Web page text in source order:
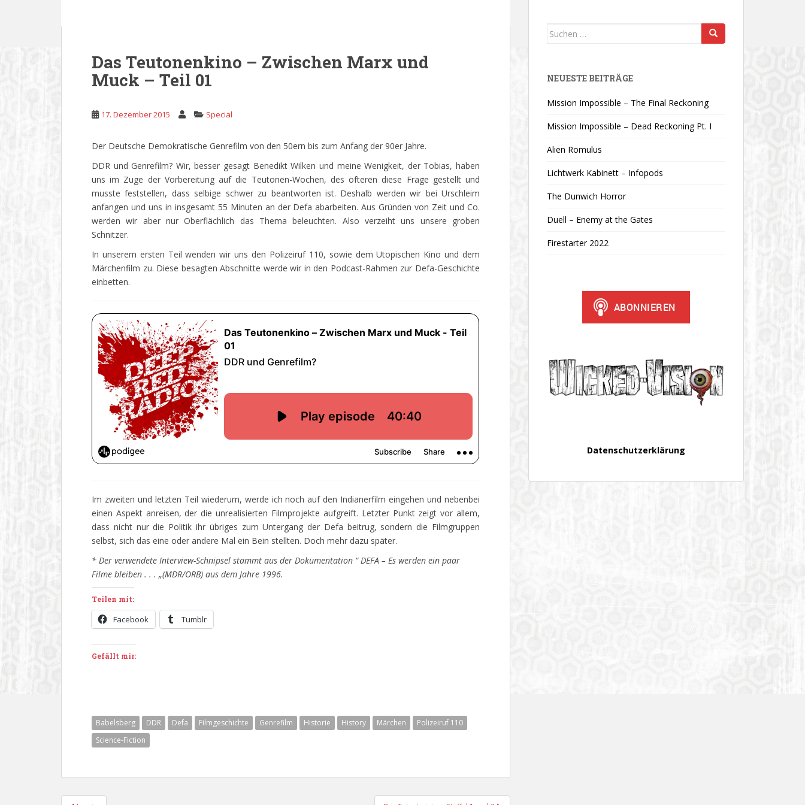
Das Teutonenkino – Zwischen Marx und
Muck – Teil 01
17. Dezember 2015 Special
Der Deutsche Demokratische Genrefilm von den 50ern bis zum Anfang der 90er Jahre.
DDR und Genrefilm? Wir, besser gesagt Benedikt Wilken und meine Wenigkeit, der Tobias, haben
uns im Zuge der Vorbereitung auf die Teutonen-Wochen, des öfteren diese Frage gestellt und
musste feststellen, dass selbige schwer zu beantworten ist. Deshalb werden wir bei Urschleim
anfangen und uns in insgesamt 55 Minuten an der Defa abarbeiten. Aus Gründen von Zeit und Co.
werden wir aber nur Oberflächlich das Thema beleuchten. Also verzeiht uns unsere groben
Schnitzer.
In unserem ersten Teil wenden wir uns den Polizeiruf 110, sowie dem Utopischen Kino und dem
Märchenfilm zu. Diese besagten Abschnitte werde wir in den Podcast-Rahmen zur Defa-Geschichte
einbetten.
Im zweiten und letzten Teil wiederum, werde ich noch auf den Indianerfilm eingehen und nebenbei
einen Aspekt anreisen, der die unrealisierten Filmprojekte aufgreift. Letzter Punkt zeigt vor allem,
dass nicht nur die Politik ihr übriges zum Untergang der Defa beitrug, sondern die Filmgruppen
selbst, sich das eine oder andere Mal ein Bein stellten. Doch mehr dazu später.
* Der verwendete Interview-Schnipsel stammt aus der Dokumentation “DEFA – Es werden ein paar
Filme bleiben . . . „(MDR/ORB) aus dem Jahre 1996.
Teilen mit:
Facebook Tumblr
Gefällt mir:
Babelsberg DDR Defa Filmgeschichte Genrefilm Historie History Märchen
Polizeiruf 110
Science-Fiction
Suchen
NEUESTE BEITRÄGE
Mission Impossible – The Final Reckoning
Mission Impossible – Dead Reckoning Pt. I
Alien Romulus
Lichtwerk Kabinett – Infopods
The Dunwich Horror
Duell – Enemy at the Gates
Firestarter 2022
Datenschutzerklärung